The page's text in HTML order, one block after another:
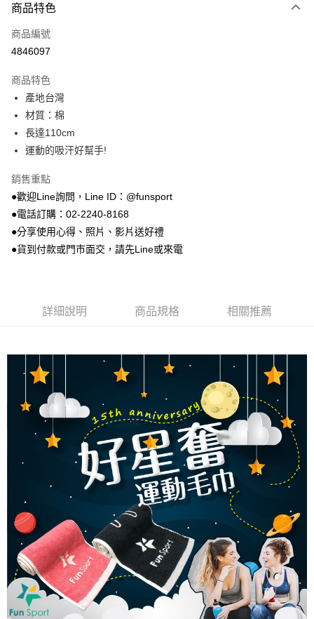
LINE Pay
Apple Pay
悠遊付
Google Pay
AFTEE先享後付
相關說明
AFTEE先享後付是「在收到商品之後才付款」的支付方式。 讓您購物簡單
便利好安心！
１．簡單：不需註冊會員、不需綁卡、不需儲值。
２．便利：只要手機號碼，簡訊認證，即可結帳。
３．安心：先確認商品／服務後，再付款。
３．收到繳費通知簡訊後14天內，點擊此簡訊中的連結，可透過四大超商／
※ 交易是否成功請以「AFTEE先享後付 」之結帳頁面顯示為準，若有關於
是否繳費成功／繳費後需取消欲退款等相關疑問，請聯繫「AFTEE先享後付
客戶支援中心」https://netprotections.freshdesk.com/support/home
【注意事項】
１．透過由恩沛科技股份有限公司提供之「AFTEE先享後付」服務完成之交
易，需依本服務之必要範圍內提供個人資料，並將交易相關給付款項請求債
權轉讓予恩沛科技股份有限公司。
２．關於個人資料處理事宜，請瀏覽以下網址：
https://aftee.tw/terms/#terms3
３．未成年的使用者請事先徵得法定代理人或監護人之同意方可使用
「AFTEE先享後付」，若未經同意申辦者引起之損失，本公司不負相關責
任。
４．使用「AFTEE先享後付」時，將依據個別帳號之用戶狀況，依本公司即
時審查核予不同之上限額度；若仍有額度不足之情形，本公司將視審查結果
請求用戶進行身份認證。
５．嚴禁一人註冊多個帳號或使用他人資訊註冊。若發現惡意使用之情形，
恩沛科技股份有限公司將有權停止該用戶之使用額度並採取法律行動。
ATM付款
運送方式
全家取貨付款
每筆NT$100，滿NT$999(含以上)免運費
付款後7-11取貨
每筆NT$100，滿NT$999(含以上)免運費
每筆NT$100，滿NT$999(含以上)免運費
離島宅配(郵局)
每筆NT$100，滿NT$999(含以上)免運費
商品特色
商品編號
4846097
商品特色
產地台灣
材質：棉
長達110cm
運動的吸汗好幫手!
銷售重點
●歡迎Line詢問，Line ID：@funsport
●電話訂購：02-2240-8168
●分享使用心得、照片、影片送好禮
●貨到付款或門市面交，請先Line或來電
詳細說明 商品規格 相關推薦